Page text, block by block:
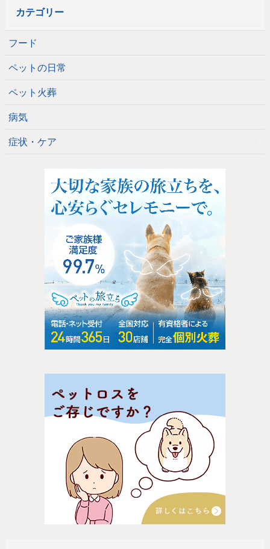
カテゴリー
フード
ペットの日常
ペット火葬
病気
症状・ケア